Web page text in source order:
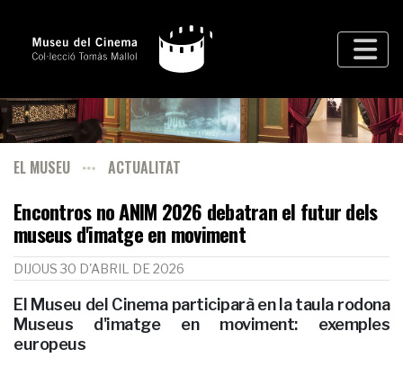
EL MUSEU ACTUALITAT
Encontros no ANIM 2026 debatran el futur dels
museus d'imatge en moviment
DIJOUS 30 D'ABRIL DE 2026
El Museu del Cinemaparticiparà en la taula rodona
Museus d'imatge en moviment: exemples
europeus